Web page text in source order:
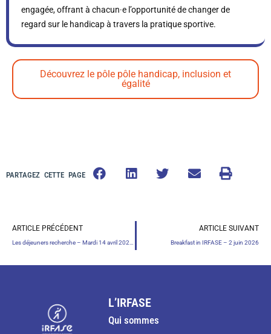
engagée, offrant à chacun·e l’opportunité de changer de
regard sur le handicap à travers la pratique sportive.
Découvrez le pôle pôle handicap, inclusion et
égalité
PARTAGEZ CETTE PAGE
ARTICLE PRÉCÉDENT ARTICLE SUIVANT
Breakfast in IRFASE – 2 juin 2026
L’IRFASE
Qui sommes